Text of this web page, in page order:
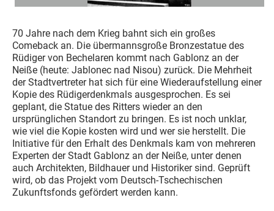
70 Jahre nach dem Krieg bahnt sich ein großes
Comeback an. Die übermannsgroße Bronzestatue des
Rüdiger von Bechelaren kommt nach Gablonz an der
Neiße (heute: Jablonec nad Nisou) zurück. Die Mehrheit
der Stadtvertreter hat sich für eine Wiederaufstellung einer
Kopie des Rüdigerdenkmals ausgesprochen. Es sei
geplant, die Statue des Ritters wieder an den
ursprünglichen Standort zu bringen. Es ist noch unklar,
wie viel die Kopie kosten wird und wer sie herstellt. Die
Initiative für den Erhalt des Denkmals kam von mehreren
Experten der Stadt Gablonz an der Neiße, unter denen
auch Architekten, Bildhauer und Historiker sind. Geprüft
wird, ob das Projekt vom Deutsch-Tschechischen
Zukunftsfonds gefördert werden kann.